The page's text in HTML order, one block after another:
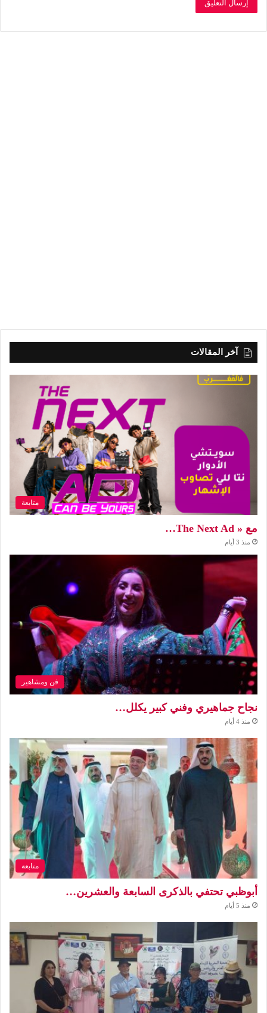
آخر المقالات
متابعة
مع « The Next Ad…
منذ 3 أيام
فن ومشاهير
نجاح جماهيري وفني كبير يكلل…
منذ 4 أيام
متابعة
أبوظبي تحتفي بالذكرى السابعة والعشرين…
منذ 5 أيام